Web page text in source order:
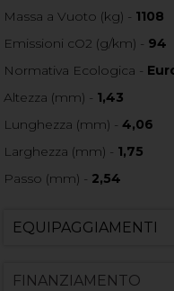
Massa a Vuoto (kg) - 1108
Emissioni cO2 (g/km) - 94
Normativa Ecologica -
Altezza (mm) - 1,43
Lunghezza (mm) -4,06
Larghezza (mm) - 1,75
Passo (mm) - 2,54
EQUIPAGGIAMENTI
FINANZIAMENTO